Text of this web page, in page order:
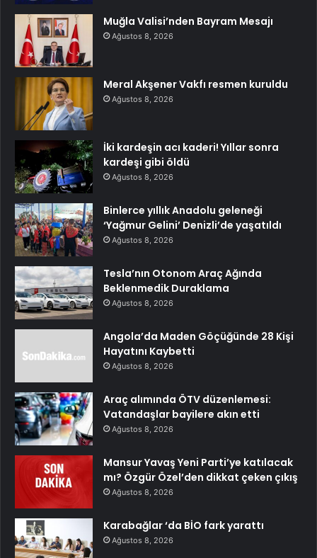
Muğla Valisi’nden Bayram Mesajı
Ağustos 8, 2026
Meral Akşener Vakfı resmen kuruldu
Ağustos 8, 2026
İki kardeşin acı kaderi! Yıllar sonra
kardeşi gibi öldü
Ağustos 8, 2026
Binlerce yıllık Anadolu geleneği
‘Yağmur Gelini’ Denizli’de yaşatıldı
Ağustos 8, 2026
Tesla’nın Otonom Araç Ağında
Beklenmedik Duraklama
Ağustos 8, 2026
Angola’da Maden Göçüğünde 28 Kişi
Hayatını Kaybetti
Ağustos 8, 2026
Araç alımında ÖTV düzenlemesi:
Vatandaşlar bayilere akın etti
Ağustos 8, 2026
Mansur Yavaş Yeni Parti’ye katılacak
mı? Özgür Özel’den dikkat çeken çıkış
Ağustos 8, 2026
Karabağlar ‘da BİO fark yarattı
Ağustos 8, 2026